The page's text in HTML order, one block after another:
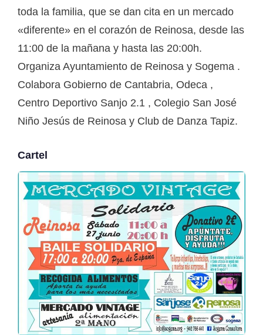
toda la familia, que se dan cita en un mercado
«diferente» en el corazón de Reinosa, desde las
11:00 de la mañana y hasta las 20:00h.
Organiza Ayuntamiento de Reinosa y Sogema .
Colabora Gobierno de Cantabria, Odeca ,
Centro Deportivo Sanjo 2.1 , Colegio San José
Niño Jesús de Reinosa y Club de Danza Tapiz.
Cartel